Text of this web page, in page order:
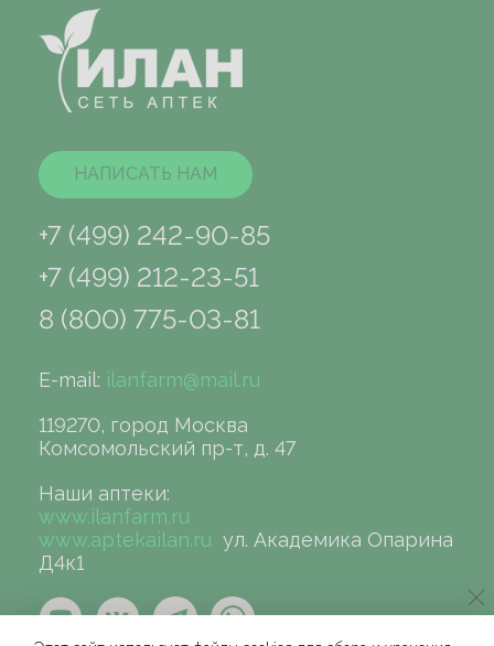
НАПИСАТЬ НАМ
+7 (499) 242-90-85
+7 (499) 212-23-51
8 (800) 775-03-81
E-mail: ilanfarm@mail.ru
119270, город Москва
Комсомольский пр-т, д. 47
Наши аптеки:
www.ilanfarm.ru
www.aptekailan.ru ул. Академика Опарина
Д4к1